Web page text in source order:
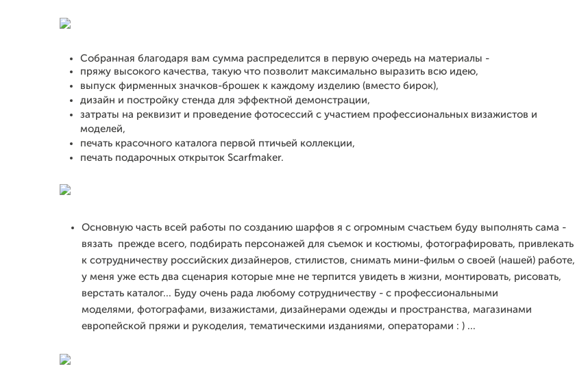
Собранная благодаря вам сумма распределится в первую очередь на материалы -
пряжу высокого качества, такую что позволит максимально выразить всю идею,
выпуск фирменных значков-брошек к каждому изделию (вместо бирок),
дизайн и постройку стенда для эффектной демонстрации,
затраты на реквизит и проведение фотосессий с участием профессиональных визажистов и
моделей,
печать красочного каталога первой птичьей коллекции,
печать подарочных открыток Scarfmaker.
Основную часть всей работы по созданию шарфов я с огромным счастьем буду выполнять сама -
вязать прежде всего, подбирать персонажей для съемок и костюмы, фотографировать, привлекать
к сотрудничеству российских дизайнеров, стилистов, снимать мини-фильм о своей (нашей) работе,
у меня уже есть два сценария которые мне не терпится увидеть в жизни, монтировать, рисовать,
верстать каталог... Буду очень рада любому сотрудничеству - с профессиональными
моделями, фотографами, визажистами, дизайнерами одежды и пространства, магазинами
европейской пряжи и рукоделия, тематическими изданиями, операторами : ) ...